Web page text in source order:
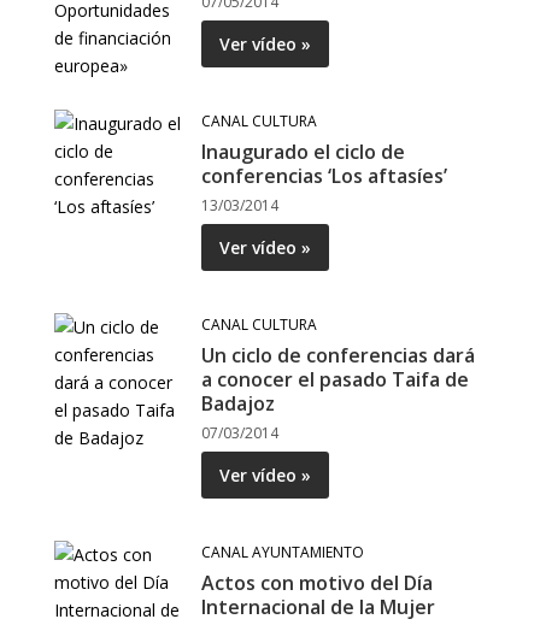
Ver vídeo »
CANAL CULTURA
Inaugurado el ciclo de
conferencias ‘Los aftasíes’
13/03/2014
Ver vídeo »
CANAL CULTURA
Un ciclo de conferencias dará
a conocer el pasado Taifa de
Badajoz
07/03/2014
Ver vídeo »
CANAL AYUNTAMIENTO
Actos con motivo del Día
Internacional de la Mujer